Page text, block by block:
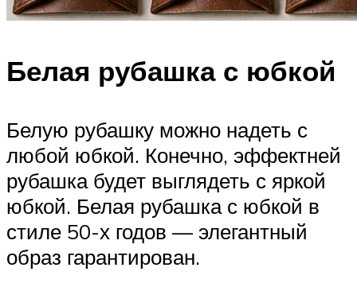
Белая рубашка с юбкой
Белую рубашку можно надеть с
любой юбкой. Конечно, эффектней
рубашка будет выглядеть с яркой
юбкой. Белая рубашка с юбкой в ​​
стиле 50-х годов — элегантный
образ гарантирован.